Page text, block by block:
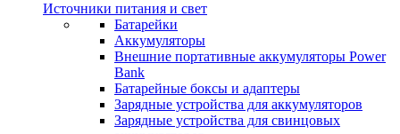
Источники питания и свет
Батарейки
Аккумуляторы
Внешние портативные аккумуляторы Power
Bank
Батарейные боксы и адаптеры
Зарядные устройства для аккумуляторов
Зарядные устройства для свинцовых